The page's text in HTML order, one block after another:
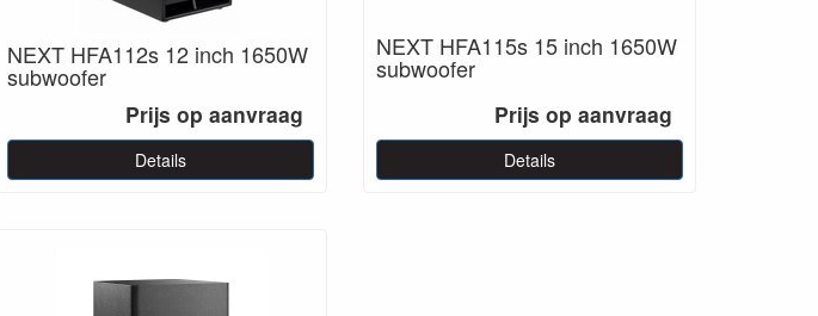
NEXT HFA112s 12 inch 1650W
subwoofer
Prijs op aanvraag
Details
NEXT HFA115s 15 inch 1650W
subwoofer
Prijs op aanvraag
Details